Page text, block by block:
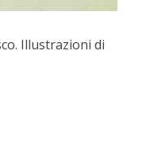
Illustrazioni di